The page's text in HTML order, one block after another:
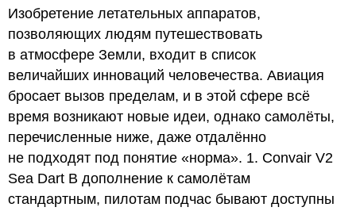
Изобретение летательных аппаратов,
позволяющих людям путешествовать
в атмосфере Земли, входит в список
величайших инноваций человечества. Авиация
бросает вызов пределам, и в этой сфере всё
время возникают новые идеи, однако самолёты,
перечисленные ниже, даже отдалённо
не подходят под понятие «норма». 1. Convair V2
Sea Dart В дополнение к самолётам
стандартным, пилотам подчас бывают доступны